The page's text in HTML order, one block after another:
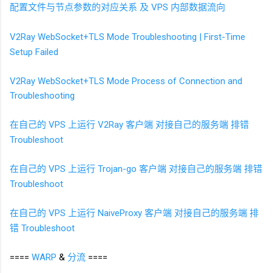
配置文件与节点参数的对应关系 及 VPS 内部数据流向
V2Ray WebSocket+TLS Mode Troubleshooting | First-Time
Setup Failed
V2Ray WebSocket+TLS Mode Process of Connection and
Troubleshooting
在自己的 VPS 上运行 V2Ray 客户端 对接自己的服务端 排错
Troubleshoot
在自己的 VPS 上运行 Trojan-go 客户端 对接自己的服务端 排错
Troubleshoot
在自己的 VPS 上运行 NaiveProxy 客户端 对接自己的服务端 排
错 Troubleshoot
==== WARP & 分流 ====